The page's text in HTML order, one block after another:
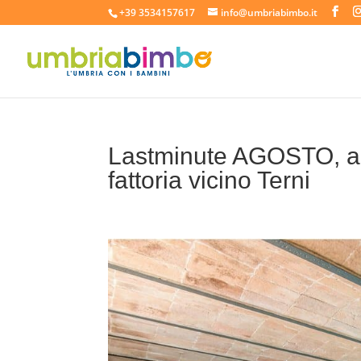
+39 3534157617 info@umbriabimbo.it
Lastminute AGOSTO,
fattoria vicino Terni